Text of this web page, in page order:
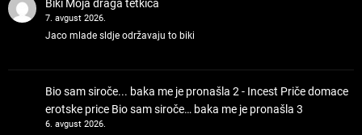
Biki Moja draga tetkica
7. avgust 2026.
Jaco mlade sldje održavaju to biki
Bio sam siroče... baka me je pronašla 2 - Incest Priče domace
erotske price Bio sam siroče… baka me je pronašla 3
6. avgust 2026.